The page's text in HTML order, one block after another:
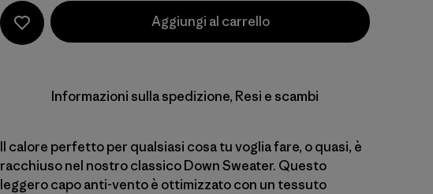
Aggiungi al carrello
Informazioni sulla spedizione, Resi e scambi
Il calore perfetto per qualsiasi cosa tu voglia fare, o quasi, è
racchiuso nel nostro classico Down Sweater. Questo
leggero capo anti-vento è ottimizzato con un tessuto